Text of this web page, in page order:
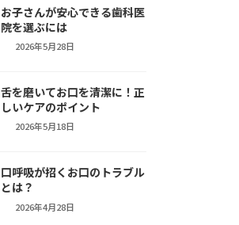
お子さんが安心できる歯科医
院を選ぶには
2026年5月28日
舌を磨いてお口を清潔に！正
しいケアのポイント
2026年5月18日
口呼吸が招くお口のトラブル
とは？
2026年4月28日